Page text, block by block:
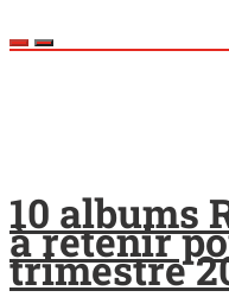
10 albums
à retenir
trimestre